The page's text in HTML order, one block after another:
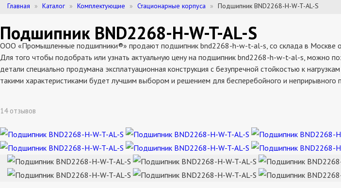
Главная Каталог Комплектующие Стационарные корпуса Подшипник BND2268-H-W-T-AL-S
Подшипник BND2268-H-W-T-AL-S
ООО «Промышленные подшипники®» продают подшипник bnd2268-h-w-t-al-s, со склада в Москве
Для того чтобы подобрать или узнать актуальную цену на подшипник bnd2268-h-w-t-al-s, можно
детали специально продумана эксплатуационная конструкция с безупречной стойкостью к
такими характеристиками будет лучшим выбором и решением для бесперебойного и неприрывного
14 отзывов